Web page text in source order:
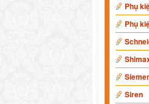
Phụ
Phụ
Siren